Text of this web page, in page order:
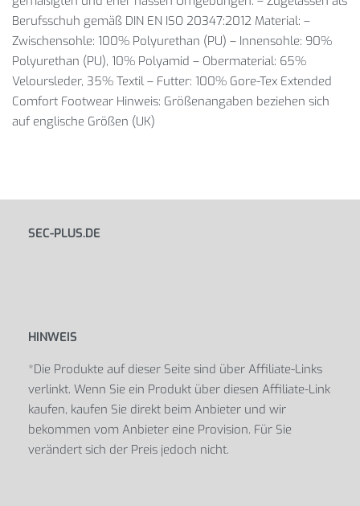
Berufsschuh gemäß DIN EN ISO 20347:2012 Material: –
Zwischensohle: 100% Polyurethan (PU) – Innensohle: 90%
Polyurethan (PU), 10% Polyamid – Obermaterial: 65%
Veloursleder, 35% Textil – Futter: 100% Gore-Tex Extended
Comfort Footwear Hinweis: Größenangaben beziehen sich
auf englische Größen (UK)
SEC-PLUS.DE
HINWEIS
*Die Produkte auf dieser Seite sind über Affiliate-Links
verlinkt. Wenn Sie ein Produkt über diesen Affiliate-Link
kaufen, kaufen Sie direkt beim Anbieter und wir
bekommen vom Anbieter eine Provision. Für Sie
verändert sich der Preis jedoch nicht.